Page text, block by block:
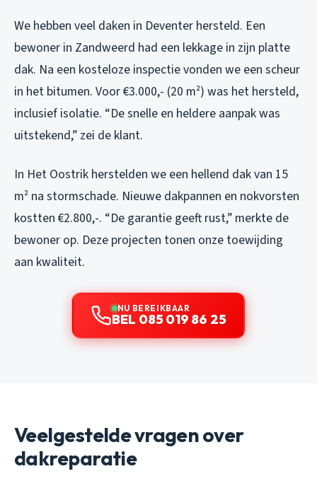
We hebben veel daken in Deventer hersteld. Een
bewoner in Zandweerd had een lekkage in zijn platte
dak. Na een kosteloze inspectie vonden we een scheur
in het bitumen. Voor €3.000,- (20 m²) was het hersteld,
inclusief isolatie. “De snelle en heldere aanpak was
uitstekend,” zei de klant.
In Het Oostrik herstelden we een hellend dak van 15
m² na stormschade. Nieuwe dakpannen en nokvorsten
kostten €2.800,-. “De garantie geeft rust,” merkte de
bewoner op. Deze projecten tonen onze toewijding
aan kwaliteit.
NU BEREIKBAAR
BEL 085 019 86 25
Veelgestelde vragen over
dakreparatie